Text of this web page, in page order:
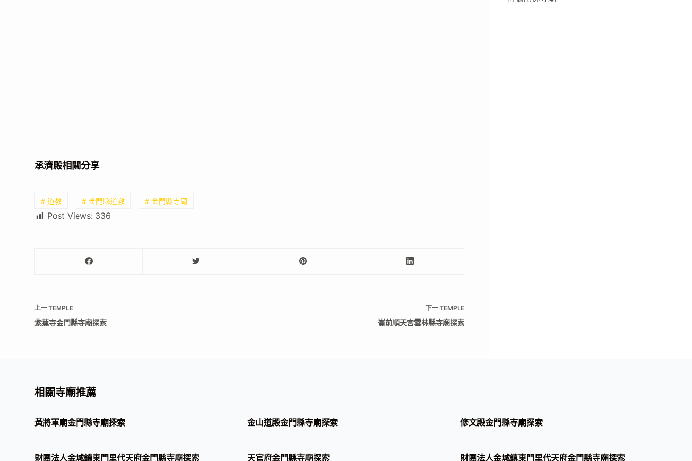
承濟殿相關分享
# 道教 # 金門縣道教 # 金門縣寺廟
Post Views: 336
上一TEMPLE
紫蓮寺金門縣寺廟探索
下一 TEMPLE
崙前順天宮雲林縣寺廟探索
相關寺廟推薦
黃將軍廟金門縣寺廟探索 金山道殿金門縣寺廟探索 修文殿金門縣寺廟探索
財團法人金城鎮東門里代天府金門縣寺廟探索 天官府金門縣寺廟探索 財團法人金城鎮東門里代天府金門縣寺廟探索